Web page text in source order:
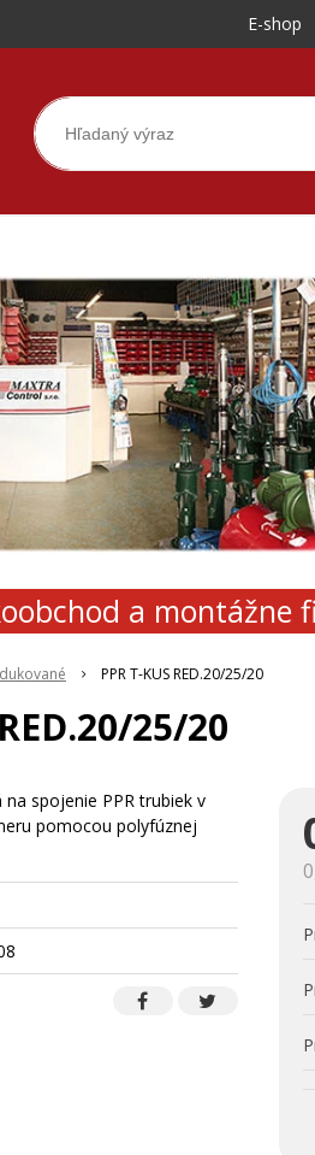
E-shop
a montážne
PPR T-KUS RED.20/25/20
25/20
spojenie PPR trubiek v
pomocou polyfúznej